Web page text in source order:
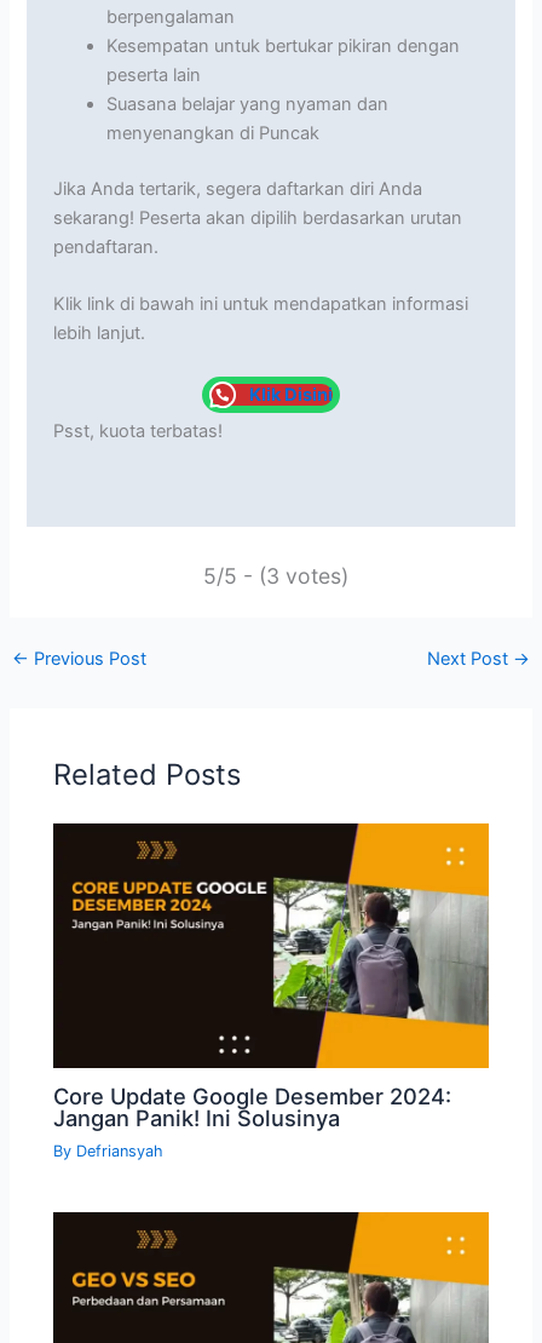
berpengalaman
Kesempatan untuk bertukar pikiran dengan
peserta lain
Suasana belajar yang nyaman dan
menyenangkan di Puncak
Jika Anda tertarik, segera daftarkan diri Anda
sekarang! Peserta akan dipilih berdasarkan urutan
pendaftaran.
Klik link di bawah ini untuk mendapatkan informasi
lebih lanjut.
Klik Disini
Psst, kuota terbatas!
5/5 - (3 votes)
← Previous Post Next Post →
Related Posts
Core Update Google Desember 2024:
Jangan Panik! Ini Solusinya
By Defriansyah